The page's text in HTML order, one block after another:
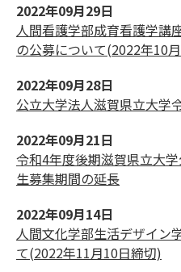
2022年09月29日
人間看護学部成育看護学講
の公募について(2022年10
2022年09月28日
公立大学法人滋賀県立大学
2022年09月21日
令和4年度後期滋賀県立大
生募集期間の延長
2022年09月14日
人間文化学部生活デザイン
て(2022年11月10日締切)